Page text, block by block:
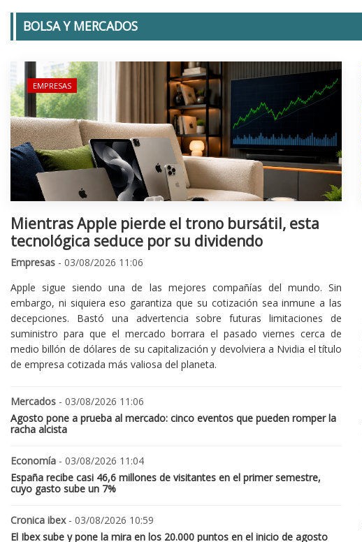
BOLSA Y MERCADOS
EMPRESAS
Mientras Apple pierde el trono bursátil, esta
tecnológica seduce por su dividendo
Empresas - 03/08/2026 11:06
Apple sigue siendo una de las mejores compañías del mundo. Sin
embargo, ni siquiera eso garantiza que su cotización sea inmune a las
decepciones. Bastó una advertencia sobre futuras limitaciones de
suministro para que el mercado borrara el pasado viernes cerca de
medio billón de dólares de su capitalización y devolviera a Nvidia el título
de empresa cotizada más valiosa del planeta.
Mercados - 03/08/2026 11:06
Agosto pone a prueba al mercado: cinco eventos que pueden romper la
racha alcista
Economía - 03/08/2026 11:04
España recibe casi 46,6 millones de visitantes en el primer semestre,
cuyo gasto sube un 7%
Cronica ibex- 03/08/2026 10:59
El Ibex sube y pone la mira en los 20.000 puntos en el inicio de agosto